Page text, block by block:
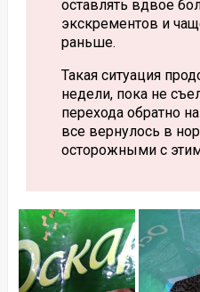
оставлять вдвое
экскрементов и
раньше.
Такая ситуация
недели, пока не
перехода обратно
все вернулось в
осторожными с